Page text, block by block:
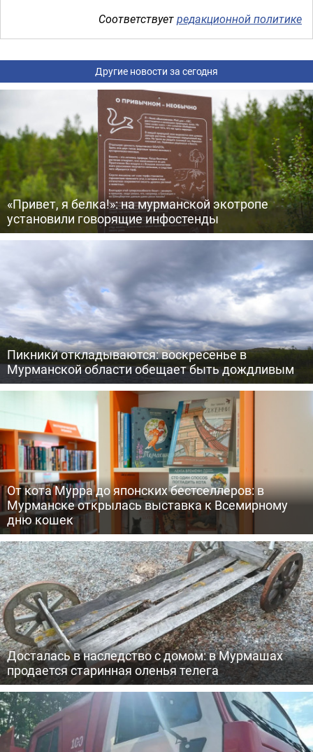
Соответствуетредакционной политике
Другие новости за сегодня
«Привет, я белка!»: на мурманской экотропе
установили говорящие инфостенды
Пикники откладываются: воскресенье в
Мурманской области обещает быть дождливым
От кота Мурра до японских бестселлеров: в
Мурманске открылась выставка к Всемирному
дню кошек
Досталась в наследство с домом: в Мурмашах
продается старинная оленья телега